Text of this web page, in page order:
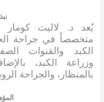
يُعد د. لاليث كومار
متخصصاً في جراحة
وزراعة الكبد،
بالمنظار، والجراحة